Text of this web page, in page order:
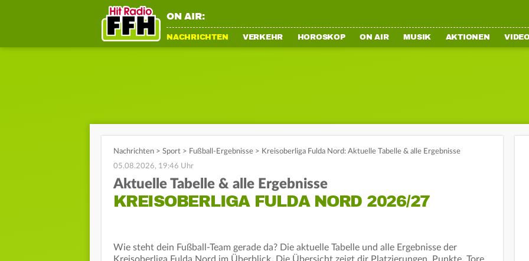
ON AIR:
NACHRICHTEN VERKEHR HOROSKOP ON AIR MUSIK AKTIONEN
Nachrichten > Sport > Fußball-Ergebnisse > Kreisoberliga Fulda Nord: Aktuelle Tabelle & alle Ergebnisse
05.08.2026, 19:46 Uhr
Aktuelle Tabelle & alle Ergebnisse
KREISOBERLIGA FULDA NORD 2026/27
Wie steht dein Fußball-Team gerade da? Die aktuelle Tabelle und alle Ergebnisse der